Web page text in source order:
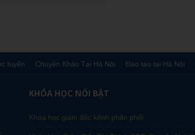
tuyến Chuyên Khảo Tại Hà Nội Đào tạo tại Hà Nội
KHÓA HỌC NỔI BẬT
Khóa học giám đốc kênh phân phối